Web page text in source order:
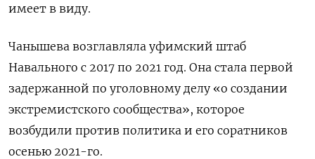
имеет в виду.
Чанышева возглавляла уфимский штаб
Навального с 2017 по 2021 год. Она стала первой
задержанной по уголовному делу «о создании
экстремистского сообщества», которое
возбудили против политика и его соратников
осенью 2021-го.